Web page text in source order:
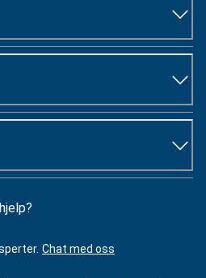
Chat med oss